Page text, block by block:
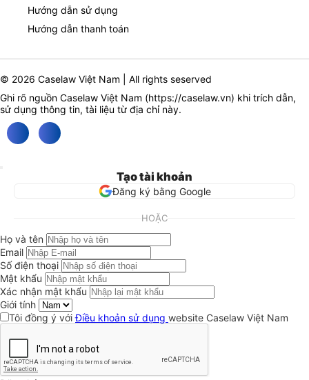
Hướng dẫn sử dụng
Hướng dẫn thanh toán
© 2026 Caselaw Việt Nam | All rights seserved
Ghi rõ nguồn Caselaw Việt Nam (https://caselaw.vn) khi trích dẫn,
sử dụng thông tin, tài liệu từ địa chỉ này.
Tạo tài khoản
Đăng ký bằng Google
HOẶC
Họ và tên
Email
Số điện thoại
Mật khẩu
Xác nhận mật khẩu
Giới tính
Tôi đồng ý vớiĐiều khoản sử dụng website Caselaw Việt Nam